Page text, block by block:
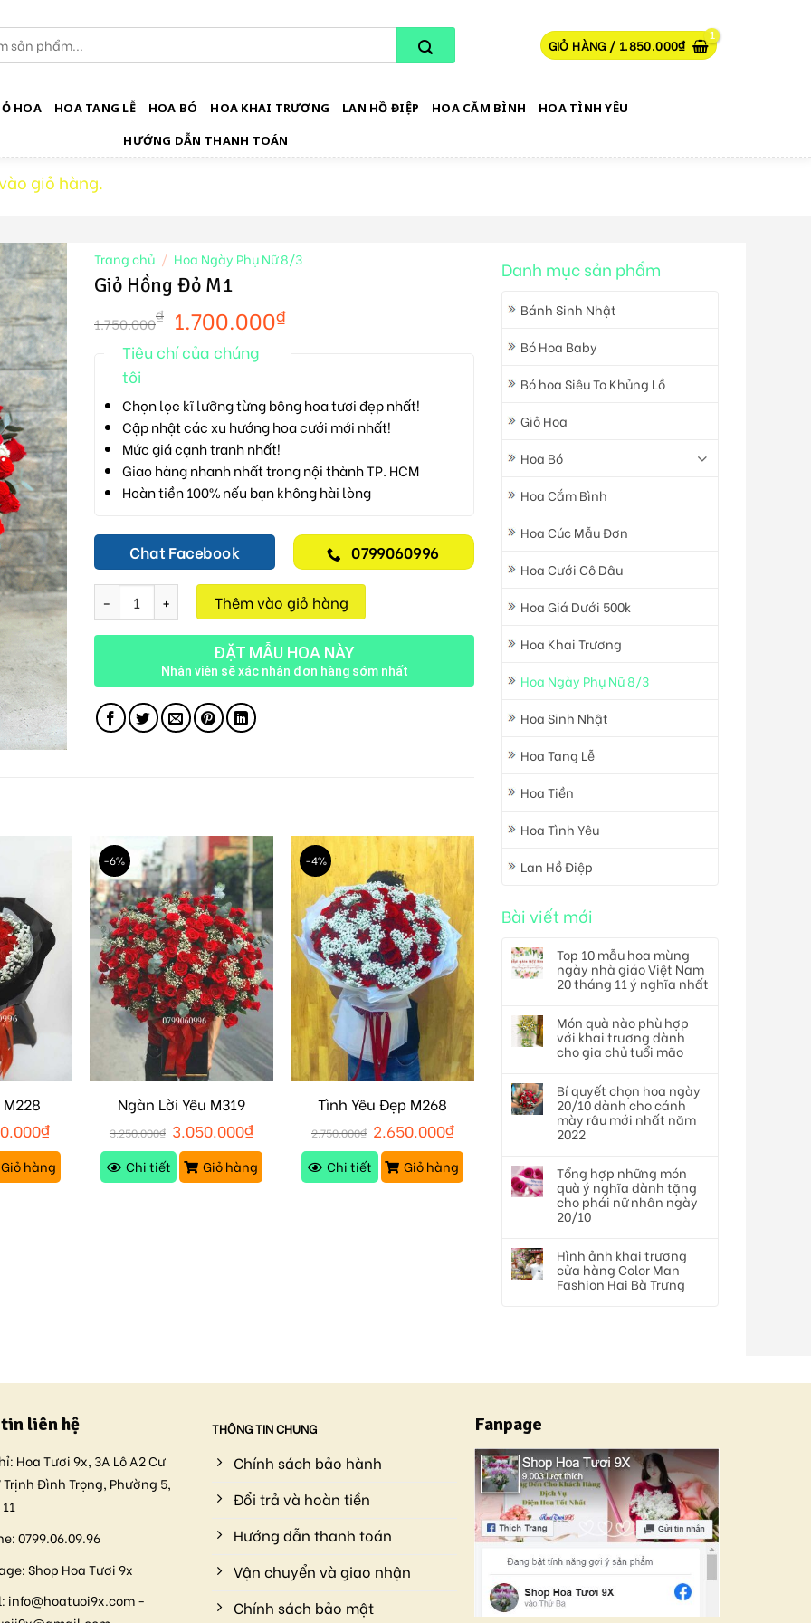
GIỎ HÀNG / 1.850.000₫
HOA HOA TANG LỄ HOA BÓ HOA KHAI TRƯƠNG LAN HỒ ĐIỆP HOA CẮM BÌNH
HOA TÌNH YÊU
HƯỚNG DẪN THANH TOÁN
giỏ hàng.
Danh mục sản phẩm
Bánh Sinh Nhật
Bó Hoa Baby
Bó hoa Siêu To Khủng Lồ
Giỏ Hoa
Hoa Bó
Hoa Cắm Bình
Hoa Cúc Mẫu Đơn
Hoa Cưới Cô Dâu
Hoa Giá Dưới 500k
Hoa Khai Trương
Hoa Ngày Phụ Nữ 8/3
Hoa Sinh Nhật
Hoa Tang Lễ
Hoa Tiền
Hoa Tình Yêu
Lan Hồ Điệp
Bài viết mới
Top 10 mẫu hoa mừng
ngày nhà giáo Việt Nam
20 tháng 11 ý nghĩa nhất
Món quà nào phù hợp
với khai trương dành
cho gia chủ tuổi mão
Bí quyết chọn hoa ngày
20/10 dành cho cánh
mày râu mới nhất năm
2022
Tổng hợp những món
quà ý nghĩa dành tặng
cho phái nữ nhân ngày
20/10
Hình ảnh khai trương
cửa hàng Color Man
Fashion Hai Bà Trưng
Trang chủ / Hoa Ngày Phụ Nữ 8/3
Giỏ Hồng Đỏ M1
1.750.000₫ 1.700.000₫
Tiêu chí của chúng
tôi
Chọn lọc kĩ lưỡng từng bông hoa tươi đẹp nhất!
Cập nhật các xu hướng hoa cưới mới nhất!
Mức giá cạnh tranh nhất!
Giao hàng nhanh nhất trong nội thành TP. HCM
Hoàn tiền 100% nếu bạn không hài lòng
Chat Facebook 0799060996
Giỏ Hồng Đỏ M1 số lượngThêm vào giỏ hàng
ĐẶT MẪU HOA NÀY
Nhân viên sẽ xác nhận đơn hàng sớm nhất
₫
Giỏ hàng
-6%
Ngàn Lời Yêu M319
3.250.000₫ 3.050.000₫
Chi tiết Giỏ hàng
-4%
Tình Yêu Đẹp M268
2.750.000₫ 2.650.000₫
Chi tiết Giỏ hàng
liên hệ
Hoa Tươi 9x, 3A Lô A2 Cư
Trịnh Đình Trọng, Phường 5,
0799.06.09.96
Shop Hoa Tươi 9x
info@hoatuoi9x.com -
THÔNG TIN CHUNG
Chính sách bảo hành
Đổi trả và hoàn tiền
Hướng dẫn thanh toán
Vận chuyển và giao nhận
Chính sách bảo mật
Fanpage